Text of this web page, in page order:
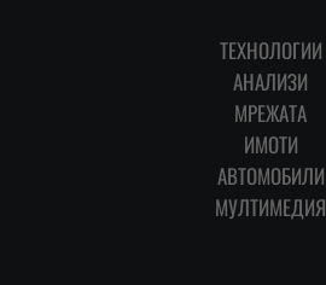
ТЕХНОЛОГИИ
АНАЛИЗИ
МРЕЖАТА
ИМОТИ
АВТОМОБИЛИ
МУЛТИМЕДИЯ